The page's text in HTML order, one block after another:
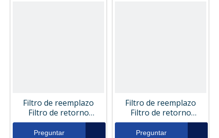
Filtro de reemplazo
Filtro de retorno
hidráulico 324179
Preguntar
Filtro de reemplazo
Filtro de retorno
hidráulico 050789
Preguntar